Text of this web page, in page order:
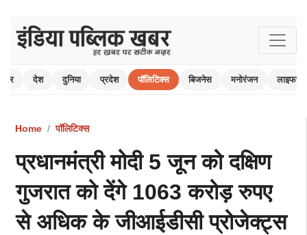
देश दुनिया प्रदेश पॉलिटिक्स बिजनेस मनोरंजन
Home पॉलिटिक्स
प्रधानमंत्री मोदी 5 जून को दक्षिण
गुजरात को देंगे 1063 करोड़ रुपए
से अधिक के जीआईडीसी प्रोजेक्ट्स